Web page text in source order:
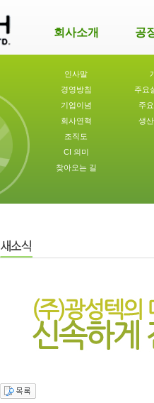
회사소개 공
인사말
경영방침
기업이념
회사연혁
조직도
CI 의미
찾아오는 길
주요
주
생